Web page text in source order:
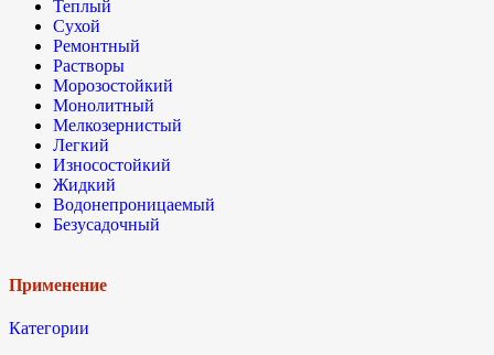
Теплый
Сухой
Ремонтный
Растворы
Морозостойкий
Монолитный
Мелкозернистый
Легкий
Износостойкий
Жидкий
Водонепроницаемый
Безусадочный
Применение
Категории